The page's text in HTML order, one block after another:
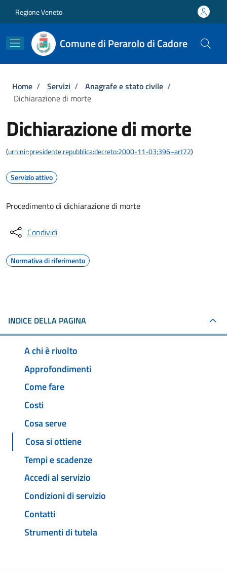
Regione Veneto
Comune di Perarolo di Cadore
Briciole di pane
Home / Servizi / Anagrafe e stato civile /
Dichiarazione di morte
Dichiarazione di morte
(urn:nir:presidente.repubblica:decreto:2000-11-03;396~art72)
Servizio attivo
Procedimento di dichiarazione di morte
Condividi
Normativa di riferimento
INDICE DELLA PAGINA
A chi è rivolto
Approfondimenti
Come fare
Costi
Cosa serve
Cosa si ottiene
Tempi e scadenze
Accedi al servizio
Condizioni di servizio
Contatti
Strumenti di tutela